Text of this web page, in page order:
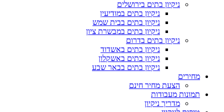
ניקיון בתים בירושלים
ניקיון בתים במודיעין
ניקיון בתים בבית שמש
ניקיון בתים במבשרת ציון
ניקיון בתים בדרום
ניקיון בתים באשדוד
ניקיון בתים באשקלון
ניקיון בתים בבאר שבע
מחירים
הצעת מחיר חינם
תמונות מעבודות
מדריך ניקיון